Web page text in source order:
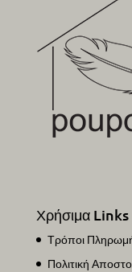
Χρήσιμα Links
Τρόποι
Πολιτική